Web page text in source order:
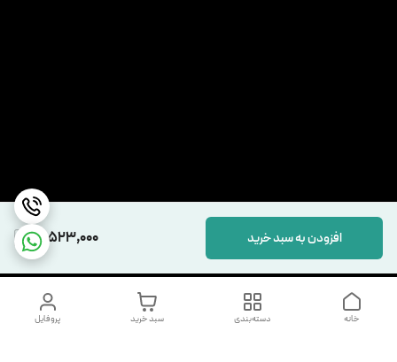
17,523,000 افزودن به سبد خرید
پروفایل سبد خرید دسته‌بندی خانه